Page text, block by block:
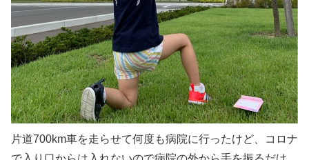
片道700km車を走らせて何度も病院に行ったけど、コロナ